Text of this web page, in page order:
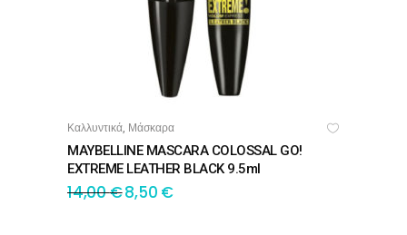
ΠΡΟΣΘΉΚΗ ΣΤΟ ΚΑΛΆΘΙ
Καλλυντικά, Μάσκαρα
MAYBELLINE MASCARA COLOSSAL GO!
EXTREME LEATHER BLACK 9.5ml
14,00€8,50 €